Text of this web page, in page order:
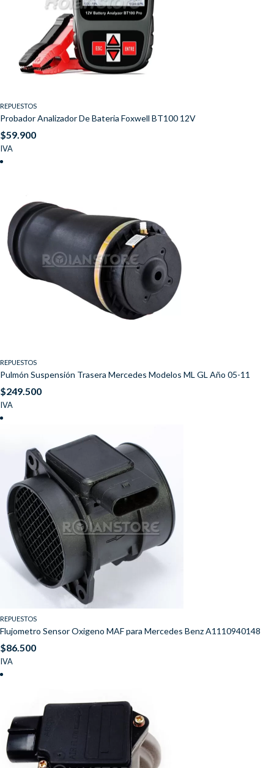
REPUESTOS
Probador Analizador De Bateria Foxwell BT100 12V
$59.900
IVA
REPUESTOS
Pulmón Suspensión Trasera Mercedes Modelos ML GL Año 05-11
$249.500
IVA
REPUESTOS
Flujometro Sensor Oxigeno MAF para Mercedes Benz A1110940148
$86.500
IVA